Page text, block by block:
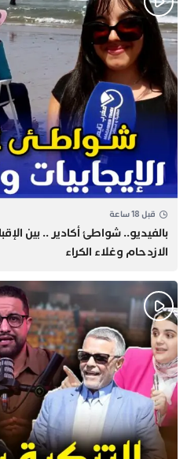
قبل 18 ساعة
بالفيديو.. شواطئ أكادير .. بين
الازدحام وغلاء الكراء